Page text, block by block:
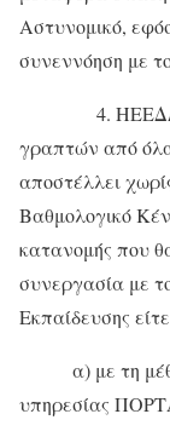
Αστυνομικό,
συνεννόηση με
4. ΗΕΕΔΔΕ,
γραπτών από
αποστέλλει
Βαθμολογικό
κατανομής που
συνεργασία με
Εκπαίδευσης
α) με τη
υπηρεσίας